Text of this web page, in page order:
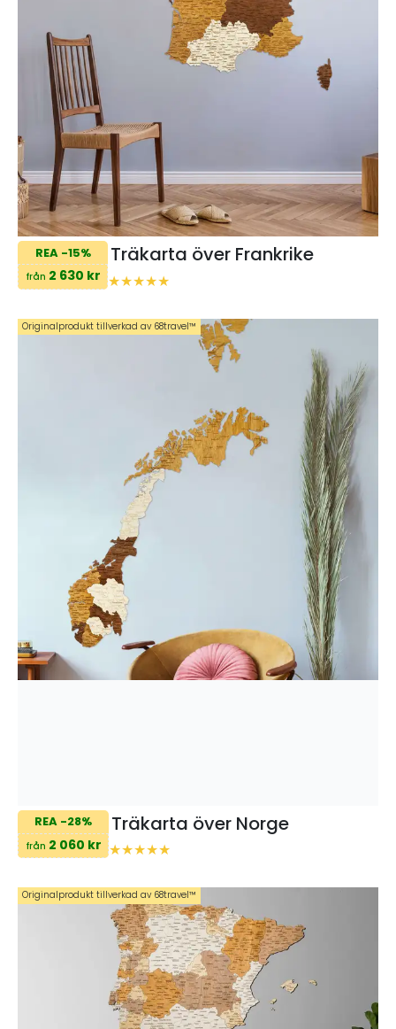
REA -15%
från 2 630 kr
Träkarta över Frankrike
REA -28%
från 2 060 kr
Träkarta över Norge
Originalprodukt tillverkad av 68travel™️
Originalprodukt tillverkad av 68travel™️